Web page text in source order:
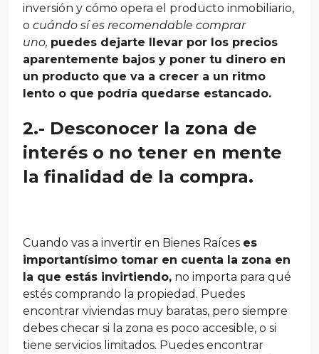
inversión y cómo opera el producto inmobiliario,
o cuándo sí es recomendable comprar
uno, puedes dejarte llevar por los precios
aparentemente bajos y poner tu dinero en
un producto que va a crecer a un ritmo
lento o que podría quedarse estancado.
2.- Desconocer la zona de
interés o no tener en mente
la finalidad de la compra.
Cuando vas a invertir en Bienes Raíces es
importantísimo tomar en cuenta la zona en
la que estás invirtiendo, no importa para qué
estés comprando la propiedad. Puedes
encontrar viviendas muy baratas, pero siempre
debes checar si la zona es poco accesible, o si
tiene servicios limitados. Puedes encontrar